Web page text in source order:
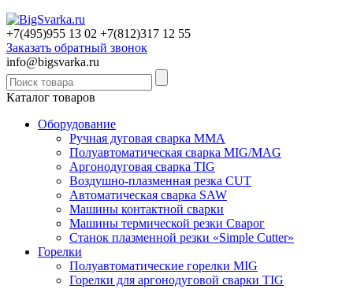
+7(495)955 13 02 +7(812)317 12 55
Заказать обратный звонок
info@bigsvarka.ru
Каталог товаров
Оборудование
Ручная дуговая сварка ММА
Полуавтоматическая сварка MIG/MAG
Аргонодуговая сварка TIG
Воздушно-плазменная резка CUT
Автоматическая сварка SAW
Машины контактной сварки
Машины термической резки Сварог
Станок плазменной резки «Simple Cutter»
Горелки
Полуавтоматические горелки MIG
Горелки для аргонодуговой сварки TIG